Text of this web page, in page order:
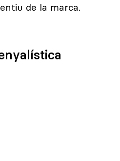
de la marca.